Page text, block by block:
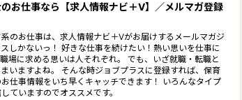
お仕事なら【求人情報ナビ＋V】／メルマガ登録
のお仕事は、求人情報ナビ＋Vがお届けするメールマガジ
しかないっ！ 好きな仕事を続けたい！熱い思いを仕事に
場に求める思いは人それぞれ。 でも、いざ就職・転職と
いますよね。 そんな時ジョブプラスに登録すれば、保育
仕事情報をいち早くキャッチできます！ いろんなタイプ
ていますのでオススメです。